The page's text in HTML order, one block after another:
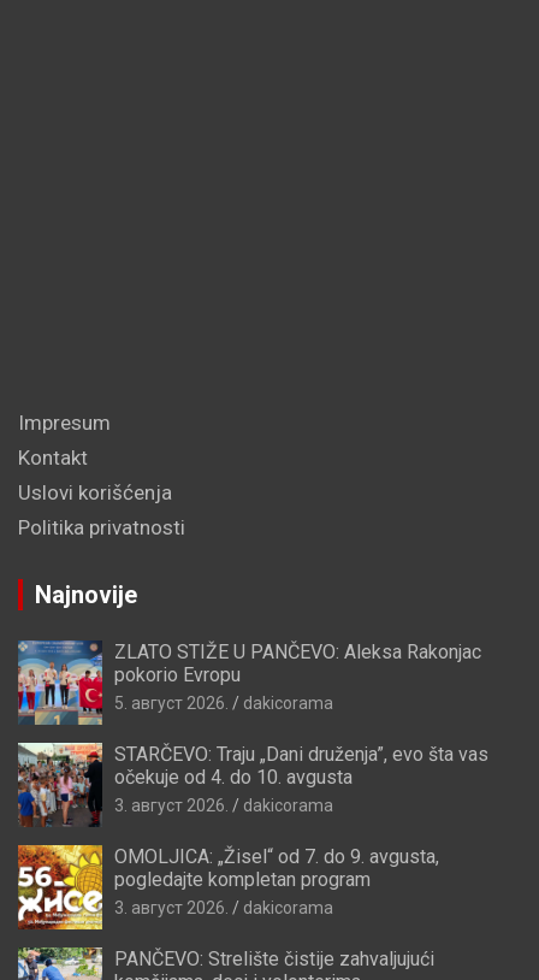
Impresum
Kontakt
Uslovi korišćenja
Politika privatnosti
Najnovije
ZLATO STIŽE U PANČEVO: Aleksa Rakonjac
pokorio Evropu
5. август 2026. dakicorama
STARČEVO: Traju „Dani druženja”, evo šta vas
očekuje od 4. do 10. avgusta
3. август 2026. dakicorama
OMOLJICA: „Žisel“ od 7. do 9. avgusta,
pogledajte kompletan program
3. август 2026. dakicorama
PANČEVO: Strelište čistije zahvaljujući